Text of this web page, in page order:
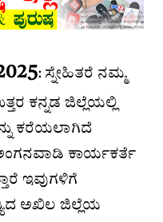
: ಸ್ನೇಹಿತರೆ ನಮ್ಮ
ಕನ್ನಡ ಜಿಲ್ಲೆಯಲ್ಲಿ
ಕರೆಯಲಾಗಿದೆ
ಕಾರ್ಯಕರ್ತೆ
ಇವುಗಳಿಗೆ
ಅಖಿಲ ಜಿಲ್ಲೆಯ